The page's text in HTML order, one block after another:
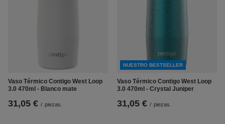
Vaso Térmico Contigo West Loop
3.0 470ml - Blanco mate
31,05 € / piezas.
NUESTRO BESTSELLER
Vaso Térmico Contigo West Loop
3.0 470ml - Crystal Juniper
31,05 € / piezas.